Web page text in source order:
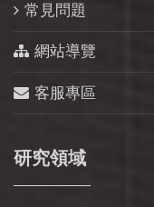
常見問題
網站導覽
客服專區
研究領域